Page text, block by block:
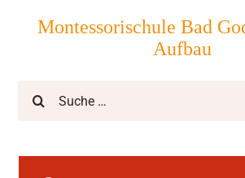
nach:
Montessorischule Bad
Aufbau